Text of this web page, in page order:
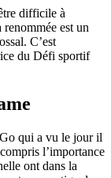
difficile à
est un
C’est
du Défi sportif
qui a vu le jour il
l’importance
ont dans la